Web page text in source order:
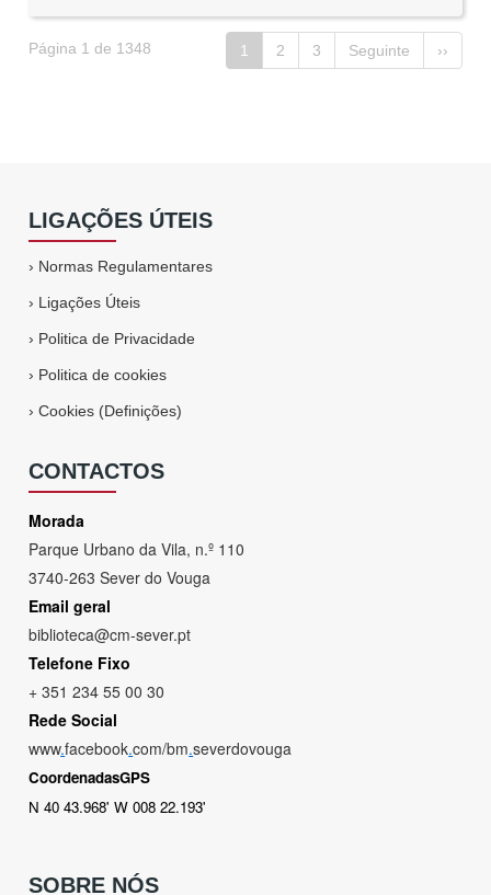
Página 1 de 1348 1 2 3 Seguinte ››
LIGAÇÕES ÚTEIS
› Normas Regulamentares
› Ligações Úteis
› Politica de Privacidade
› Politica de cookies
›Cookies (Definições)
CONTACTOS
Morada
Parque Urbano da Vila, n.º 110
3740-263 Sever do Vouga
Email geral
biblioteca@cm-sever.pt
Telefone Fixo
+ 351 234 55 00 30
Rede Social
www.facebook.com/bm.severdovouga
CoordenadasGPS
N 40 43.968' W 008 22.193'
SOBRE NÓS